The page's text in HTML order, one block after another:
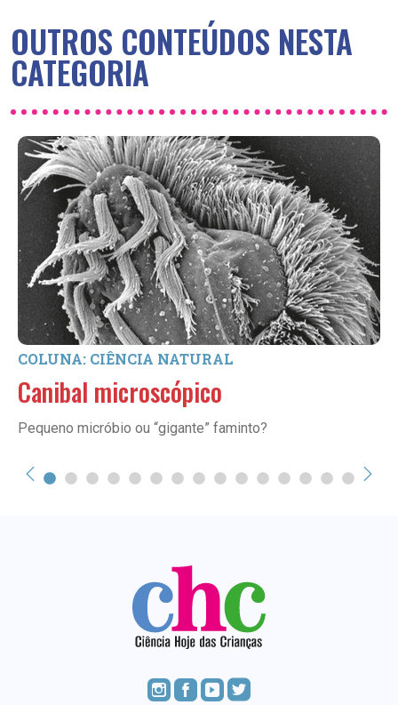
OUTROS CONTEÚDOS NESTA
CATEGORIA
COLUNA: CIÊNCIA NATURAL
Canibal microscópico
Pequeno micróbio ou “gigante” faminto?